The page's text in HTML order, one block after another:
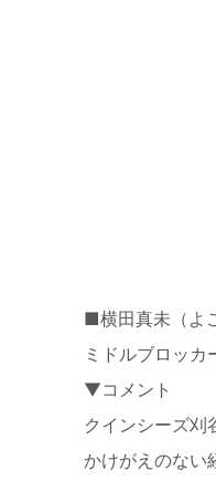
■横田真未（よ
ミドルブロッ
▼コメント
クインシーズ刈
かけがえのない